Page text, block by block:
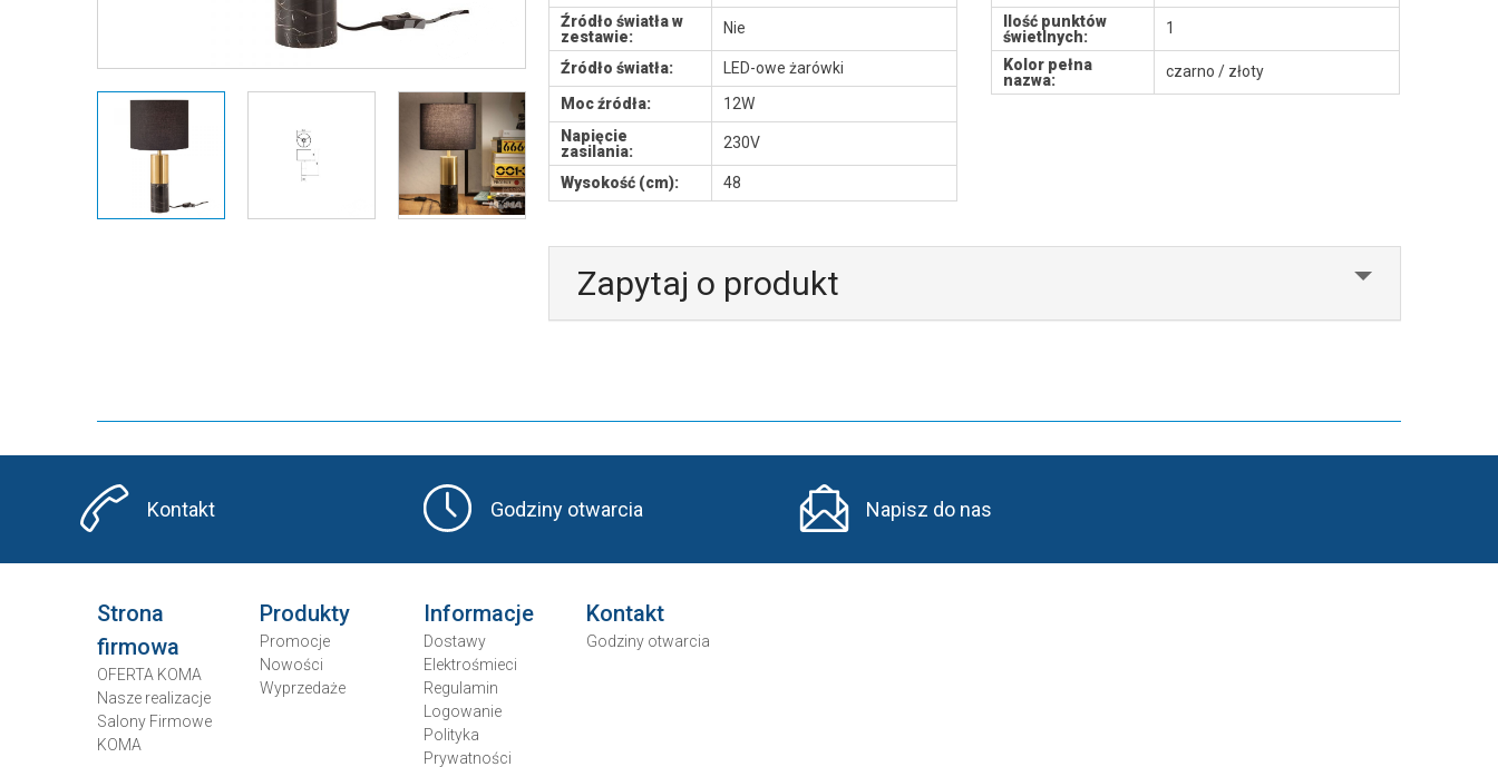
Źródło światła w
zestawie:
Nie
Źródło światła:
LED-owe żarówki
Moc źródła:
12W
Napięcie
zasilania:
230V
Wysokość (cm): 48
Ilość punktów
świetlnych:
1
Kolor pełna
nazwa:
czarno / złoty
Zapytaj o produkt
Kontakt Godziny otwarcia Napisz do nas
Strona
firmowa
OFERTA KOMA
Nasze realizacje
Salony Firmowe
KOMA
Produkty
Promocje
Nowości
Wyprzedaże
Informacje
Dostawy
Elektrośmieci
Regulamin
Logowanie
Polityka
Prywatności
Kontakt
Godziny otwarcia